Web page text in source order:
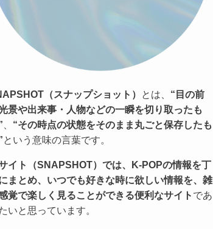
（スナップショット） とは、 “目の前
景や出来事・人物などの一瞬を切り取ったも
“その時点の状態をそのまま丸ごと保存したも
という意味の言葉です。
イト（SNAPSHOT）では、K-POPの情報を丁
まとめ、いつでも好きな時に欲しい情報を、雑
覚で楽しく見ることができる便利なサイト であ
いと思っています。